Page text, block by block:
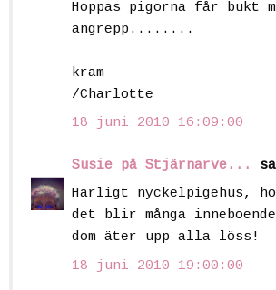
Hoppas pigorna får bukt
angrepp........
kram
/Charlotte
18 juni 2010 16:09:00
Susie på Stjärnarve...
Härligt nyckelpigehus,
det blir många
dom äter upp alla löss!
18 juni 2010 19:00:00